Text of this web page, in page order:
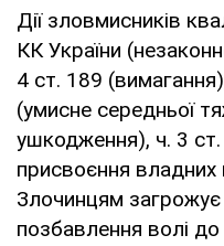
Дії зловмисників
КК України
4 ст. 189
(умисне середньої
ушкодження), ч. 3
присвоєння
Злочинцям загрожує
позбавлення волі